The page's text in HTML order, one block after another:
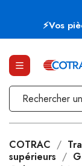
⚡Vos
COTRAC
supérieurs